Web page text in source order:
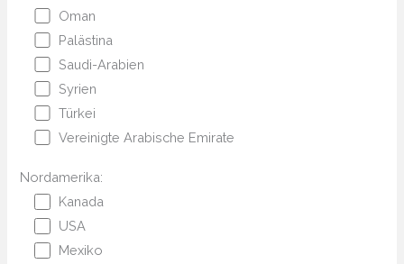
Oman
Palästina
Saudi-Arabien
Syrien
Türkei
Vereinigte Arabische Emirate
Nordamerika:
Kanada
USA
Mexiko